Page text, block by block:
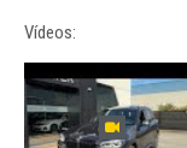
Vídeos: